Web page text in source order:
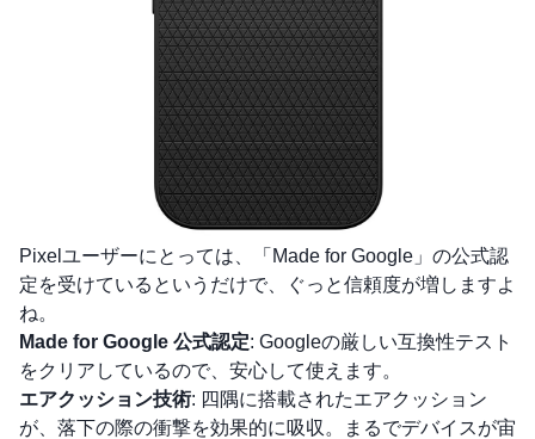
Pixelユーザーにとっては、「Made for Google」の公式認
定を受けているというだけで、ぐっと信頼度が増しますよ
ね。
Made for Google 公式認定: Googleの厳しい互換性テスト
をクリアしているので、安心して使えます。
エアクッション技術: 四隅に搭載されたエアクッション
が、落下の際の衝撃を効果的に吸収。まるでデバイスが宙